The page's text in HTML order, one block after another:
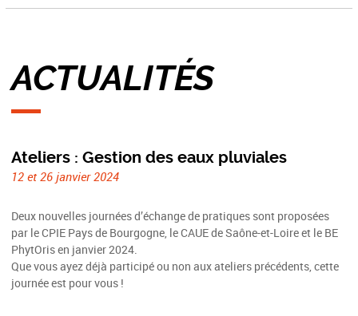
ACTUALITÉS
Ateliers : Gestion des eaux pluviales
12 et 26 janvier 2024
Deux nouvelles journées d’échange de pratiques sont proposées
par le CPIE Pays de Bourgogne, le CAUE de Saône-et-Loire et le BE
PhytOris en janvier 2024.
Que vous ayez déjà participé ou non aux ateliers précédents, cette
journée est pour vous !